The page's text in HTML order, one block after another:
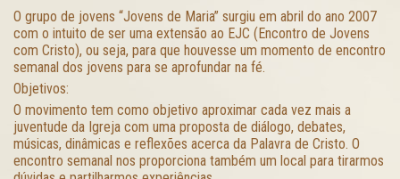
O grupo de jovens “Jovens de Maria” surgiu em abril do ano 2007
com o intuito de ser uma extensão ao EJC (Encontro de Jovens
com Cristo), ou seja, para que houvesse um momento de encontro
semanal dos jovens para se aprofundar na fé.
Objetivos:
O movimento tem como objetivo aproximar cada vez mais a
juventude da Igreja com uma proposta de diálogo, debates,
músicas, dinâmicas e reflexões acerca da Palavra de Cristo. O
encontro semanal nos proporciona também um local para tirarmos